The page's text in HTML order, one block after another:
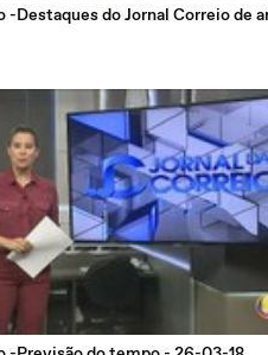
-Destaques do Jornal Correio de